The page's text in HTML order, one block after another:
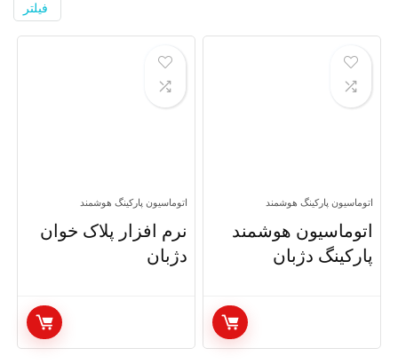
فیلتر
اتوماسیون پارکینگ هوشمند
اتوماسیون هوشمند
پارکینگ دژبان
اتوماسیون پارکینگ هوشمند
نرم افزار پلاک خوان
دژبان